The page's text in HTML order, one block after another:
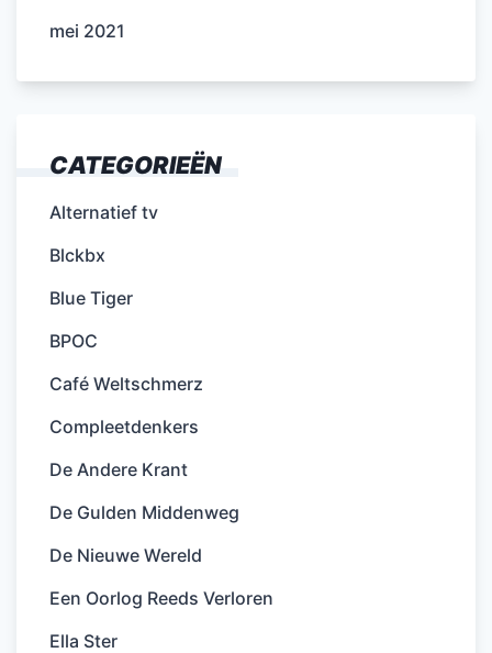
mei 2021
CATEGORIEËN
Alternatief tv
Blckbx
Blue Tiger
BPOC
Café Weltschmerz
Compleetdenkers
De Andere Krant
De Gulden Middenweg
De Nieuwe Wereld
Een Oorlog Reeds Verloren
Ella Ster